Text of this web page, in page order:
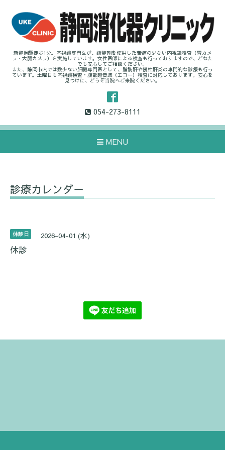
新静岡駅徒歩1分。内視鏡専門医が、鎮静剤を使用した苦痛の少ない内視鏡検査（胃カメ
ラ・大腸カメラ）を実施しています。女性医師による検査も行っておりますので、どなた
でも安心してご相談ください。
また、静岡市内では数少ない肝臓専門医として、脂肪肝や慢性肝炎の専門的な診療も行っ
ています。土曜日も内視鏡検査・腹部超音波（エコー）検査に対応しております。安心を
見つけに、どうぞ当院へご来院ください。
054-273-8111
MENU
診療カレンダー
休診日 2026-04-01 (水)
休診